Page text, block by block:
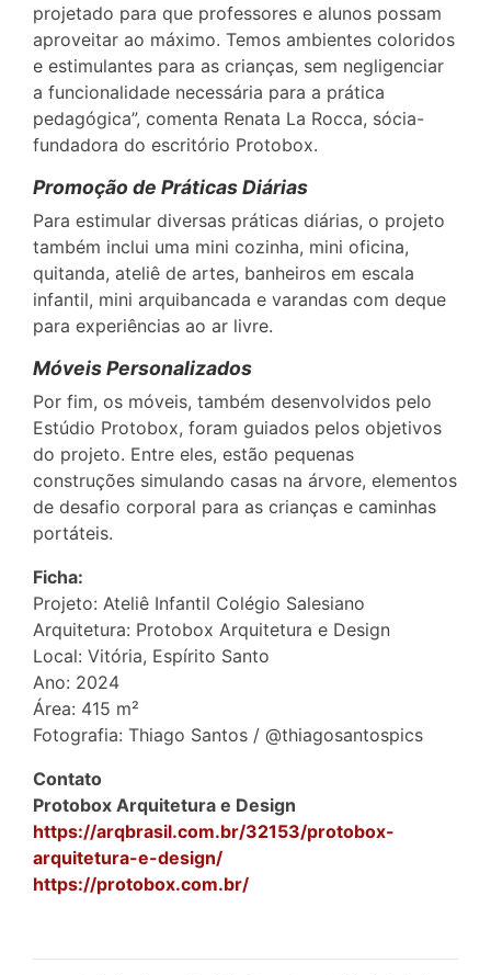
projetado para que professores e alunos possam
aproveitar ao máximo. Temos ambientes coloridos
e estimulantes para as crianças, sem negligenciar
a funcionalidade necessária para a prática
pedagógica”, comenta Renata La Rocca, sócia-
fundadora do escritório Protobox.
Promoção de Práticas Diárias
Para estimular diversas práticas diárias, o projeto
também inclui uma mini cozinha, mini oficina,
quitanda, ateliê de artes, banheiros em escala
infantil, mini arquibancada e varandas com deque
para experiências ao ar livre.
Móveis Personalizados
Por fim, os móveis, também desenvolvidos pelo
Estúdio Protobox, foram guiados pelos objetivos
do projeto. Entre eles, estão pequenas
construções simulando casas na árvore, elementos
de desafio corporal para as crianças e caminhas
portáteis.
Ficha:
Projeto: Ateliê Infantil Colégio Salesiano
Arquitetura: Protobox Arquitetura e Design
Local: Vitória, Espírito Santo
Ano: 2024
Área: 415 m²
Fotografia: Thiago Santos / @thiagosantospics
Contato
Protobox Arquitetura e Design
https://arqbrasil.com.br/32153/protobox-
arquitetura-e-design/
https://protobox.com.br/